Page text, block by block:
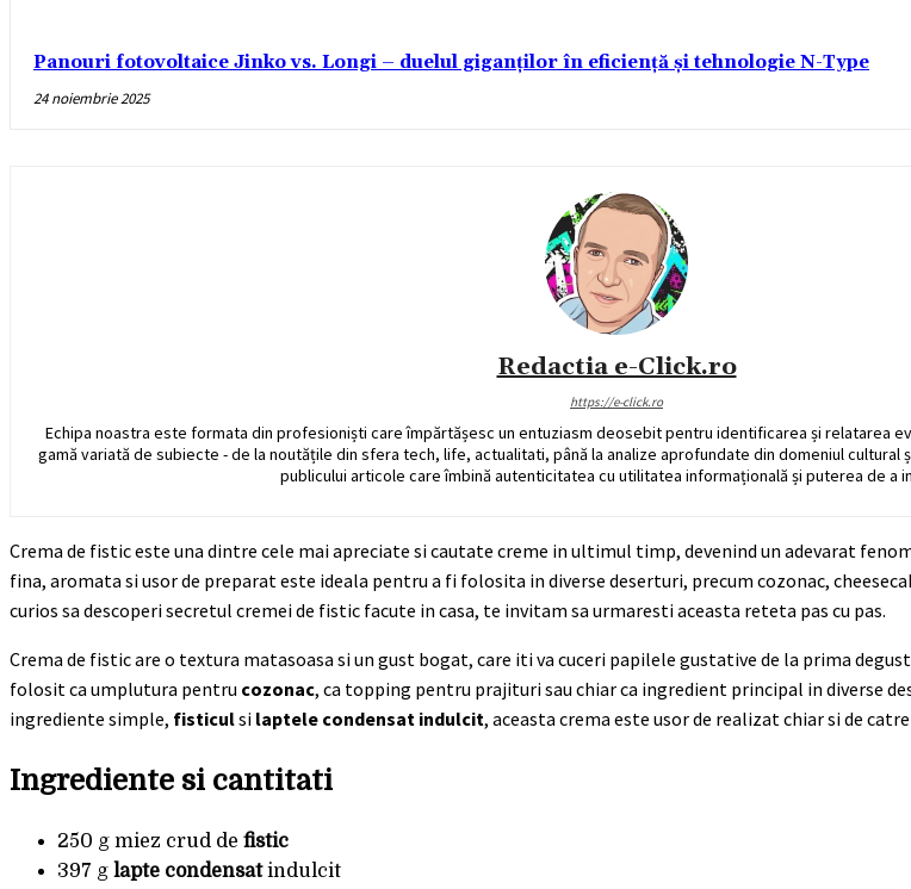
Panouri fotovoltaice Jinko vs. Longi – duelul giganților în eficiență și tehnologie N-Type
24 noiembrie 2025
Redactia e-Click.ro
https://e-click.ro
Echipa noastra este formata din profesioniști care împărtășesc un entuziasm deosebit pentru identificarea și relatarea
gamă variată de subiecte - de la noutățile din sfera tech, life, actualitati, până la analize aprofundate din domeniul cultural
publicului articole care îmbină autenticitatea cu utilitatea informațională și puterea de a
Crema de fistic este una dintre cele mai apreciate si cautate creme in ultimul timp, devenind un adevarat
fina, aromata si usor de preparat este ideala pentru a fi folosita in diverse deserturi, precum cozonac,
curios sa descoperi secretul cremei de fistic facute in casa, te invitam sa urmaresti aceasta reteta pas cu pas.
Crema de fistic are o textura matasoasa si un gust bogat, care iti va cuceri papilele gustative de la prima
folosit ca umplutura pentru cozonac, ca topping pentru prajituri sau chiar ca ingredient principal in diverse
ingrediente simple, fisticulsi laptele condensat indulcit, aceasta crema este usor de realizat chiar si de
Ingrediente si cantitati
250 g miez crud de fistic
397 g lapte condensatindulcit